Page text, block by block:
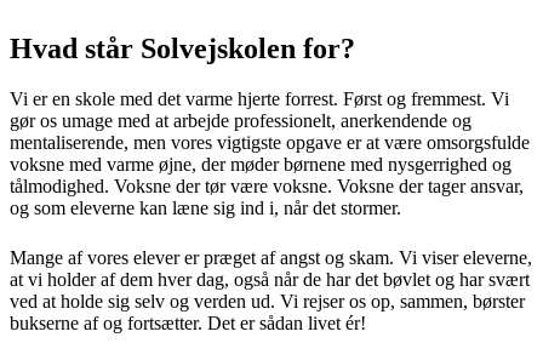
Hvad står Solvejskolen for?
Vi er en skole med det varme hjerte forrest. Først og fremmest. Vi
gør os umage med at arbejde professionelt, anerkendende og
mentaliserende, men vores vigtigste opgave er at være omsorgsfulde
voksne med varme øjne, der møder børnene med nysgerrighed og
tålmodighed. Voksne der tør være voksne. Voksne der tager ansvar,
og som eleverne kan læne sig ind i, når det stormer.
Mange af vores elever er præget af angst og skam. Vi viser eleverne,
at vi holder af dem hver dag, også når de har det bøvlet og har svært
ved at holde sig selv og verden ud. Vi rejser os op, sammen, børster
bukserne af og fortsætter. Det er sådan livet ér!